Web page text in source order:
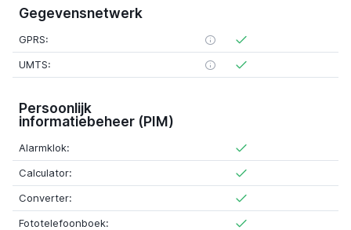
Gegevensnetwerk
GPRS:
UMTS:
Persoonlijk
informatiebeheer (PIM)
Alarmklok:
Calculator:
Converter:
Fototelefoonboek: